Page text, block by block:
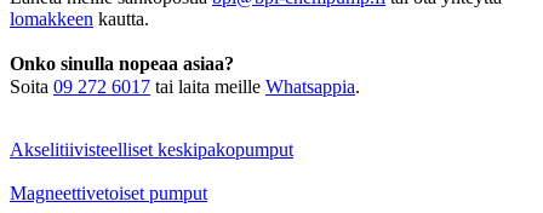
lomakkeen kautta.
Onko sinulla nopeaa asiaa?
Soita 09 272 6017 tai laita meille Whatsappia.
Akselitiivisteelliset keskipakopumput
Magneettivetoiset pumput